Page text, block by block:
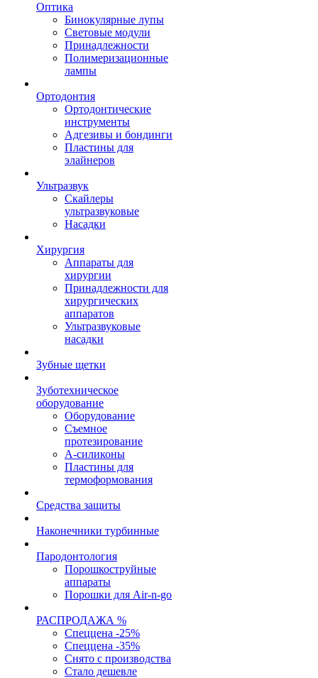
Оптика
Бинокулярные лупы
Световые модули
Принадлежности
Полимеризационные
лампы
Ортодонтия
Ортодонтические
инструменты
Адгезивы и бондинги
Пластины для
элайнеров
Ультразвук
Скайлеры
ультразвуковые
Насадки
Хирургия
Аппараты для
хирургии
Принадлежности для
хирургических
аппаратов
Ультразвуковые
насадки
Зубные щетки
Зуботехническое
оборудование
Оборудование
Съемное
протезирование
А-силиконы
Пластины для
термоформования
Средства защиты
Наконечники турбинные
Пародонтология
Порошкоструйные
аппараты
Порошки для Air-n-go
РАСПРОДАЖА %
Спеццена -25%
Спеццена -35%
Снято с производства
Стало дешевле